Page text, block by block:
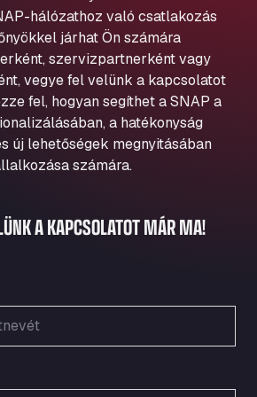
24, 68219
1, 27404
Bockenem
Merklingen
1, 66871
63811
Services
CO77SL
hálózathoz való csatlakozás
járhat Ön számára
szervizpartnerként vagy
vegye fel velünk a kapcsolatot
fel, hogyan segíthet a SNAP a
a hatékonyság
új lehetőségek megnyitásában
számára.
A KAPCSOLATOT MÁR MA!